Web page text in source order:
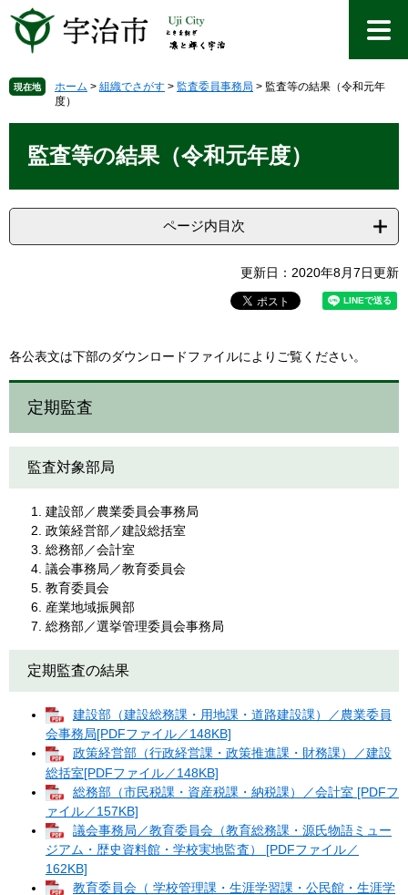
先
で
を
ば
現在地 ホーム > 組織でさがす > 監査委員事務局 > 監査等の結果（令和元年
度）
監査等の結果（令和元年度）
ページ内目次
更新日：2020年8月7日更新
各公表文は下部のダウンロードファイルによりご覧ください。
定期監査
監査対象部局
建設部／農業委員会事務局
政策経営部／建設総括室
総務部／会計室
議会事務局／教育委員会
教育委員会
産業地域振興部
総務部／選挙管理委員会事務局
定期監査の結果
建設部（建設総務課・用地課・道路建設課）／農業委員
会事務局[PDFファイル／148KB]
政策経営部（行政経営課・政策推進課・財務課）／建設
総括室[PDFファイル／148KB]
総務部（市民税課・資産税課・納税課）／会計室 [PDFフ
ァイル／157KB]
議会事務局／教育委員会（教育総務課・源氏物語ミュー
ジアム・歴史資料館・学校実地監査） [PDFファイル／
162KB]
教育委員会（ 学校管理課・生涯学習課・公民館・生涯学